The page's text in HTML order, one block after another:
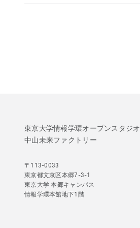
東京大学情報学環オープンスタジオ
中山未来ファクトリー
〒113-0033
東京都文京区本郷7-3-1
東京大学 本郷キャンパス
情報学環本館地下1階